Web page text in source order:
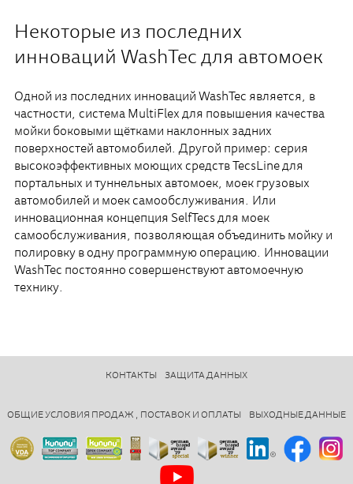
Некоторые из последних
инноваций WashTec для автомоек
Одной из последних инноваций WashTec является, в
частности, система MultiFlex для повышения качества
мойки боковыми щётками наклонных задних
поверхностей автомобилей. Другой пример: серия
высокоэффективных моющих средств TecsLine для
портальных и туннельных автомоек, моек грузовых
автомобилей и моек самообслуживания. Или
инновационная концепция SelfTecs для моек
самообслуживания, позволяющая объединить мойку и
полировку в одну программную операцию. Инновации
WashTec постоянно совершенствуют автомоечную
технику.
КОНТАКТЫ ЗАЩИТА ДАННЫХ
ОБЩИЕ УСЛОВИЯ ПРОДАЖ , ПОСТАВОК И ОПЛАТЫ ВЫХОДНЫЕ ДАННЫЕ